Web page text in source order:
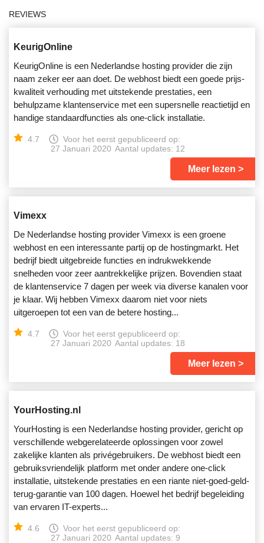
REVIEWS
KeurigOnline
KeurigOnline is een Nederlandse hosting provider die zijn
naam zeker eer aan doet. De webhost biedt een goede prijs-
kwaliteit verhouding met uitstekende prestaties, een
behulpzame klantenservice met een supersnelle reactietijd en
handige standaardfuncties als one-click installatie.
4.7
Voor het eerst gepubliceerd op:
27 Januari 2020 Aantal updates: 12
Meer lezen
Vimexx
De Nederlandse hosting provider Vimexx is een groene
webhost en een interessante partij op de hostingmarkt. Het
bedrijf biedt uitgebreide functies en indrukwekkende
snelheden voor zeer aantrekkelijke prijzen. Bovendien staat
de klantenservice 7 dagen per week via diverse kanalen voor
je klaar. Wij hebben Vimexx daarom niet voor niets
uitgeroepen tot een van de betere hosting...
4.7
Voor het eerst gepubliceerd op:
27 Januari 2020 Aantal updates: 18
Meer lezen
YourHosting.nl
YourHosting is een Nederlandse hosting provider, gericht op
verschillende webgerelateerde oplossingen voor zowel
zakelijke klanten als privégebruikers. De webhost biedt een
gebruiksvriendelijk platform met onder andere one-click
installatie, uitstekende prestaties en een riante niet-goed-geld-
terug-garantie van 100 dagen. Hoewel het bedrijf begeleiding
van ervaren IT-experts...
4.6
Voor het eerst gepubliceerd op:
27 Januari 2020 Aantal updates: 9